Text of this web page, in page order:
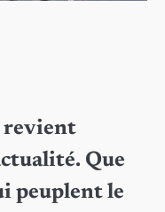
revient
Que
peuplent le